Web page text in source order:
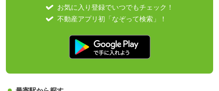
お気に入り登録でいつでもチェック！
不動産アプリ初「なぞって検索」！